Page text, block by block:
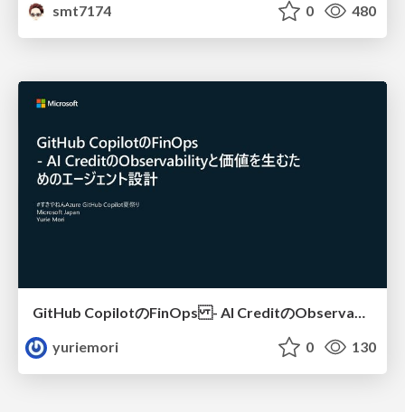
smt7174
0 480
GitHub CopilotのFinOps - AI CreditのObservabilityと価値を生むためのエージェント設計
yuriemori
0 130